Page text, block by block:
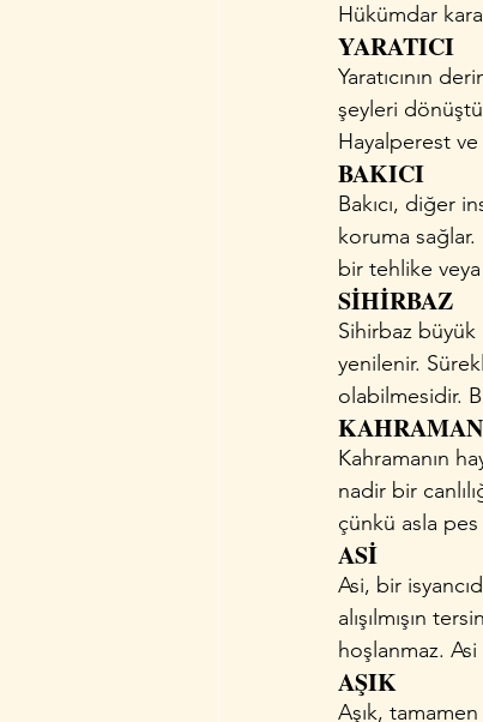
Hükümdar
YARATICI
Yaratıcının
şeyleri
Hayalperest
BAKICI
Bakıcı, diğer
koruma
bir tehlike
SİHİRBAZ
Sihirbaz
yenilenir.
olabilmesidir.
KAHRAMAN
Kahramanın
nadir bir
çünkü asla pes
ASİ
Asi, bir
alışılmışın
hoşlanmaz.
AŞIK
Aşık,